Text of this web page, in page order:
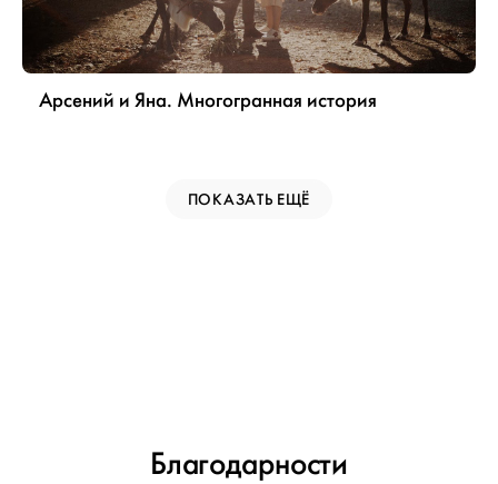
Арсений и Яна. Многогранная история
ПОКАЗАТЬ ЕЩЁ
Благодарности